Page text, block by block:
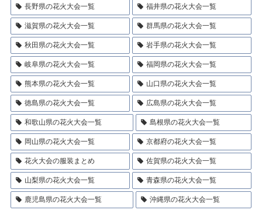
長野県の花火大会一覧 福井県の花火大会一覧
滋賀県の花火大会一覧 群馬県の花火大会一覧
秋田県の花火大会一覧 岩手県の花火大会一覧
岐阜県の花火大会一覧 福岡県の花火大会一覧
熊本県の花火大会一覧 山口県の花火大会一覧
徳島県の花火大会一覧 広島県の花火大会一覧
和歌山県の花火大会一覧 島根県の花火大会一覧
岡山県の花火大会一覧 京都府の花火大会一覧
花火大会の服装まとめ 佐賀県の花火大会一覧
山梨県の花火大会一覧 青森県の花火大会一覧
鹿児島県の花火大会一覧 沖縄県の花火大会一覧